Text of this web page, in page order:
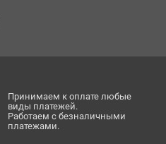
Принимаем к оплате любые
виды платежей.
Работаем с безналичными
платежами.